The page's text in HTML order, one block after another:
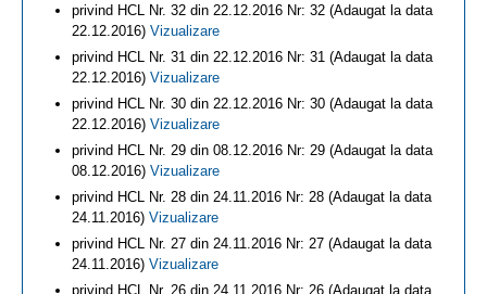
privind HCL Nr. 32 din 22.12.2016 Nr: 32 (Adaugat la data
22.12.2016) Vizualizare
privind HCL Nr. 31 din 22.12.2016 Nr: 31 (Adaugat la data
22.12.2016) Vizualizare
privind HCL Nr. 30 din 22.12.2016 Nr: 30 (Adaugat la data
22.12.2016) Vizualizare
privind HCL Nr. 29 din 08.12.2016 Nr: 29 (Adaugat la data
08.12.2016) Vizualizare
privind HCL Nr. 28 din 24.11.2016 Nr: 28 (Adaugat la data
24.11.2016) Vizualizare
privind HCL Nr. 27 din 24.11.2016 Nr: 27 (Adaugat la data
24.11.2016) Vizualizare
privind HCL Nr. 26 din 24.11.2016 Nr: 26 (Adaugat la data